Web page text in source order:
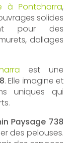
à Pontcharra,
solides
pour des
dallages
est une
. Elle imagine et
uniques qui
Paysage 738
des pelouses.